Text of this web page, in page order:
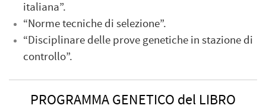
italiana”.
“Norme tecniche di selezione”.
“Disciplinare delle prove genetiche in stazione di
controllo”.
PROGRAMMA GENETICO del LIBRO